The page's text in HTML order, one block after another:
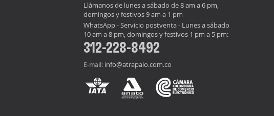
Llámanos de lunes a sábado de 8 am a 6 pm,
domingos y festivos 9 am a 1 pm
WhatsApp - Servicio postventa - Lunes a sábado
10 am a 8 pm, domingos y festivos 1 pm a 5 pm:
312-228-8492
E-mail: info@atrapalo.com.co